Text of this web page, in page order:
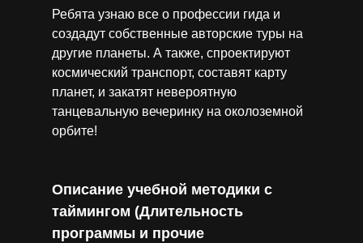
Ребята узнаю все о профессии гида и
создадут собственные авторские туры на
другие планеты. А также, спроектируют
космический транспорт, составят карту
планет, и закатят невероятную
танцевальную вечеринку на околоземной
орбите!
Описание учебной методики с
таймингом (Длительность
программы и прочие